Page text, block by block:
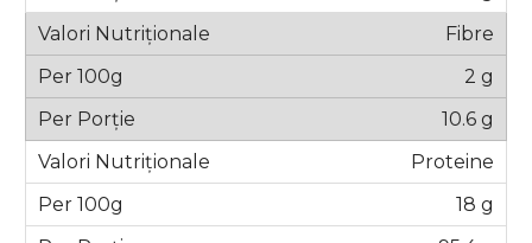
Fibre
2 g
10.6 g
Proteine
18 g